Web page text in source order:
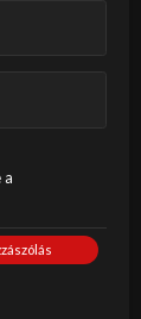
a